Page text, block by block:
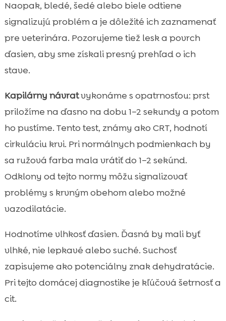
Naopak, bledé, šedé alebo biele odtiene
signalizujú problém a je dôležité ich zaznamenať
pre veterinára. Pozorujeme tiež lesk a povrch
ďasien, aby sme získali presný prehľad o ich
stave.
Kapilárny návratvykonáme s opatrnosťou: prst
priložíme na ďasno na dobu 1–2 sekundy a potom
ho pustíme. Tento test, známy ako CRT, hodnotí
cirkuláciu krvi. Pri normálnych podmienkach by
sa ružová farba mala vrátiť do 1–2 sekúnd.
Odklony od tejto normy môžu signalizovať
problémy s krvným obehom alebo možné
vazodilatácie.
Hodnotíme vlhkosť ďasien. Ďasná by mali byť
vlhké, nie lepkavé alebo suché. Suchosť
zapisujeme ako potenciálny znak dehydratácie.
Pri tejto domácej diagnostike je kľúčová šetrnosť a
cit.